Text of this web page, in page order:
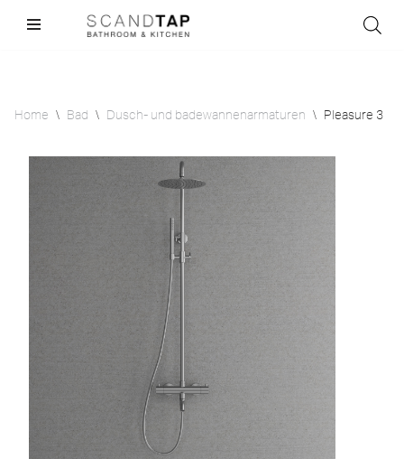
Home \ Bad \ Dusch- und badewannenarmaturen \ Pleasure 3